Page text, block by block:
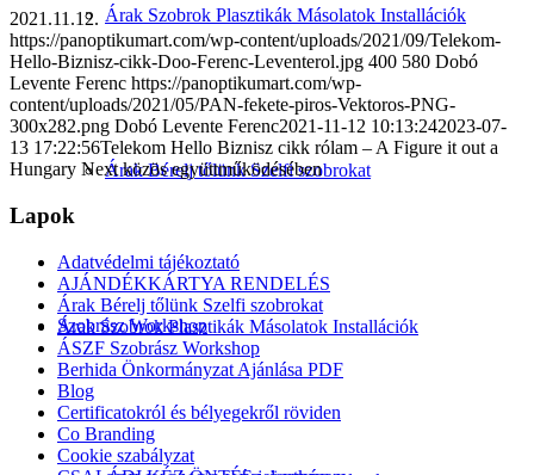
Árak Szobrok Plasztikák Másolatok Installációk
Árak Bérelj tőlünk Szelfi szobrokat
Szobrász Workshop
2021.11.12.
https://panoptikumart.com/wp-content/uploads/2021/09/Telekom-
Hello-Biznisz-cikk-Doo-Ferenc-Leventerol.jpg 400 580 Dobó
Levente Ferenc https://panoptikumart.com/wp-
content/uploads/2021/05/PAN-fekete-piros-Vektoros-PNG-
300x282.png Dobó Levente Ferenc2021-11-12 10:13:242023-07-
13 17:22:56Telekom Hello Biznisz cikk rólam – A Figure it out a
Hungary Next közös együttműködésében
Lapok
Adatvédelmi tájékoztató
AJÁNDÉKKÁRTYA RENDELÉS
Árak Bérelj tőlünk Szelfi szobrokat
Árak Szobrok Plasztikák Másolatok Installációk
ÁSZF Szobrász Workshop
Berhida Önkormányzat Ajánlása PDF
Blog
Certificatokról és bélyegekről röviden
Co Branding
Cookie szabályzat